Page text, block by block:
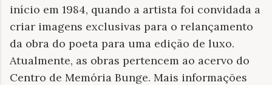
início em 1984, quando a artista foi convidada a
criar imagens exclusivas para o relançamento
da obra do poeta para uma edição de luxo.
Atualmente, as obras pertencem ao acervo do
Centro de Memória Bunge. Mais informações